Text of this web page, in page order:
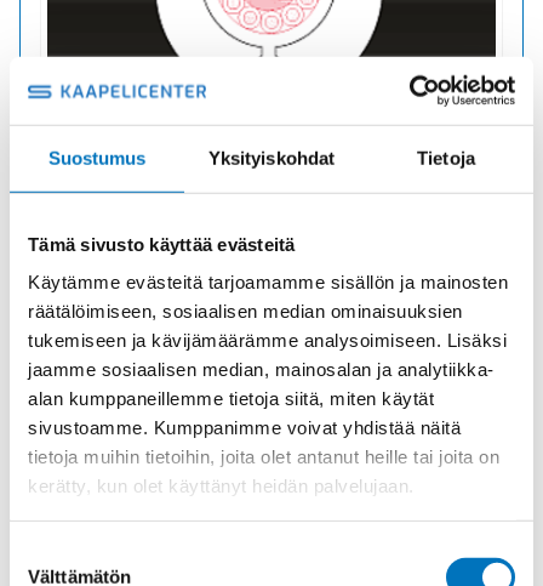
Suostumus Yksityiskohdat Tietoja
Tämä sivusto käyttää evästeitä
Käytämme evästeitä tarjoamamme sisällön ja mainosten
räätälöimiseen, sosiaalisen median ominaisuuksien
tukemiseen ja kävijämäärämme analysoimiseen. Lisäksi
jaamme sosiaalisen median, mainosalan ja analytiikka-
alan kumppaneillemme tietoja siitä, miten käytät
sivustoamme. Kumppanimme voivat yhdistää näitä
tietoja muihin tietoihin, joita olet antanut heille tai joita on
kerätty, kun olet käyttänyt heidän palvelujaan.
valinta
Välttämätön
Riippuohjainkaapeli FYMYTW-JZ 20G1,5
PVC
Tuotekoodi 3000025
27,91€/ m(alv 0)
Riippuohjainkaapeli
FYMYTW-
JZ
20G1,5
määrä
Lisää ostoskoriin